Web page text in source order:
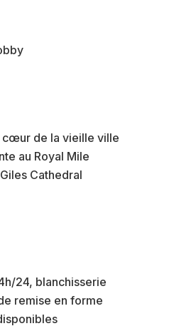
cœur de la vieille ville
au Royal Mile
Cathedral
24, blanchisserie
remise en forme